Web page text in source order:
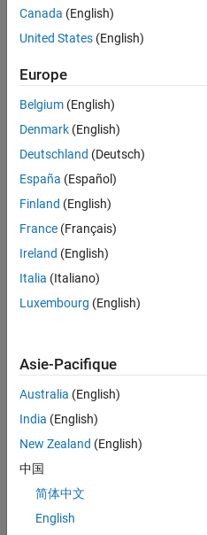
aucune
offre
d'emploi
correspondant
à vos
critères
de
recherche.
Vous
pouvez
élargir
votre
recherche
ou
afficher
l’ensemble
d'emploi.
malgré
tout
vous
trouvez
pas
d'offre
Canada (English)
United States (English)
Europe
Belgium (English)
Denmark (English)
Deutschland (Deutsch)
España (Español)
Finland (English)
France (Français)
Ireland (English)
Italia (Italiano)
Luxembourg (English)
Asie-Pacifique
Australia (English)
India (English)
New Zealand (English)
中国
简体中文
English